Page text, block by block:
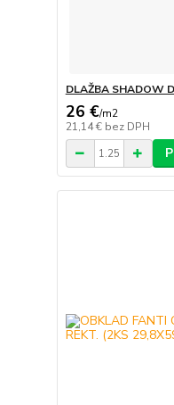
DLAŽBA SHADOW
26 €/m2
21,14 € bez DPH